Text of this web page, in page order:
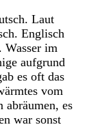
Laut
Englisch
Wasser im
aufgrund
es oft das
vom
abräumen, es
war sonst